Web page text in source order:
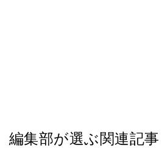
編集部が選ぶ関連記事